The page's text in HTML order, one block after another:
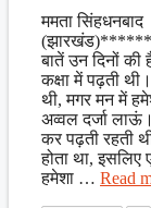
Share
ममता सिंहधनबाद
बातें उन दिनों की
कक्षा में पढ़ती
थी, मगर मन में
अव्वल दर्जा
कर पढ़ती रहती
होता था,
हमेशा … Read